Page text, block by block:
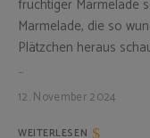
fruchtiger Marmelade
Marmelade, die so
Plätzchen heraus
…
12. November 2024
WEITERLESEN